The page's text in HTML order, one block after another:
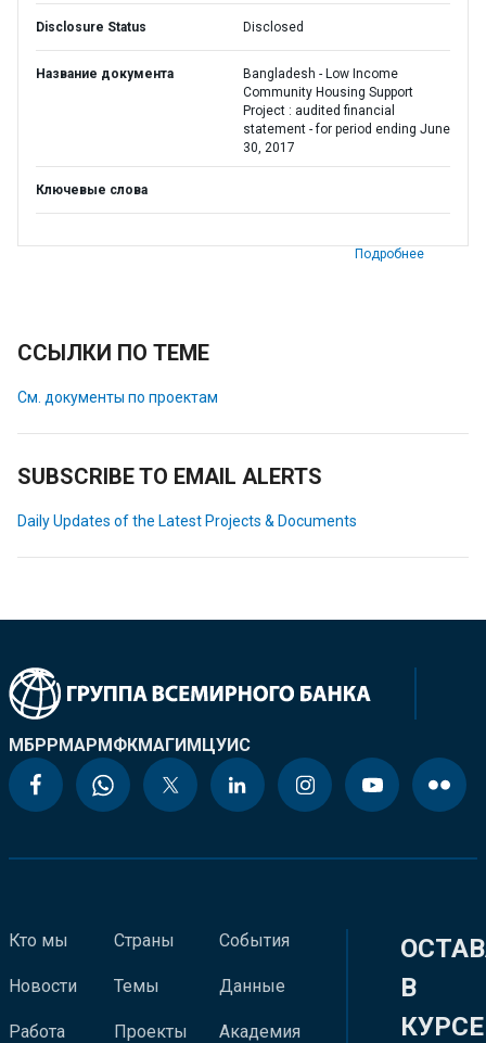
Disclosure Status Disclosed
Название документа
Bangladesh - Low Income
Community Housing Support
Project : audited financial
statement - for period ending June
30, 2017
Ключевые слова
Подробнее
ССЫЛКИ ПО ТЕМЕ
См. документы по проектам
SUBSCRIBE TO EMAIL ALERTS
Daily Updates of the Latest Projects & Documents
МБРРМАРМФКМАГИМЦУИС
Кто мы
Новости
Работа
Страны
Темы
Проекты
События
Данные
Академия
В
КУРСЕ